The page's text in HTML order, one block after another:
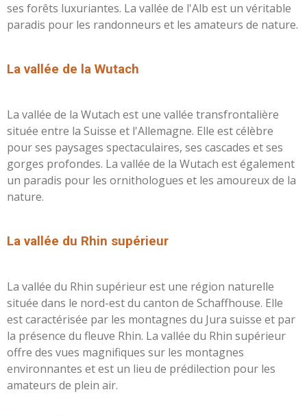
ses forêts luxuriantes. La vallée de l'Alb est un véritable
paradis pour les randonneurs et les amateurs de nature.
La vallée de la Wutach
La vallée de la Wutach est une vallée transfrontalière
située entre la Suisse et l'Allemagne. Elle est célèbre
pour ses paysages spectaculaires, ses cascades et ses
gorges profondes. La vallée de la Wutach est également
un paradis pour les ornithologues et les amoureux de la
nature.
La vallée du Rhin supérieur
La vallée du Rhin supérieur est une région naturelle
située dans le nord-est du canton de Schaffhouse. Elle
est caractérisée par les montagnes du Jura suisse et par
la présence du fleuve Rhin. La vallée du Rhin supérieur
offre des vues magnifiques sur les montagnes
environnantes et est un lieu de prédilection pour les
amateurs de plein air.